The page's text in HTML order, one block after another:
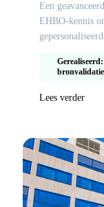
Een
EHBO-kennis
Lees verder